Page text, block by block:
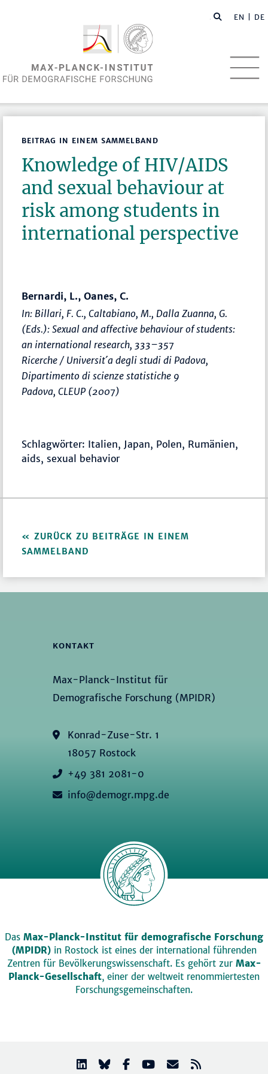
EN | DE
BEITRAG IN EINEM SAMMELBAND
Knowledge of HIV/AIDS
and sexual behaviour at
risk among students in
international perspective
Bernardi, L., Oanes, C.
In: Billari, F. C., Caltabiano, M., Dalla Zuanna, G.
(Eds.):Sexual and affective behaviour of students:
an international research, 333–357
Ricerche / Universit´a degli studi di Padova,
Dipartimento di scienze statistiche 9
Padova, CLEUP (2007)
Schlagwörter: Italien, Japan, Polen, Rumänien,
aids, sexual behavior
ZURÜCK ZU BEITRÄGE IN EINEM
SAMMELBAND
KONTAKT
Max-Planck-Institut für
Demografische Forschung (MPIDR)
Konrad-Zuse-Str. 1
18057 Rostock
+49 381 2081-0
info@demogr.mpg.de
Das Max-Planck-Institut für demografische Forschung
(MPIDR)in Rostock ist eines der international führenden
Zentren für Bevölkerungswissenschaft. Es gehört zur Max-
Planck-Gesellschaft, einer der weltweit renommiertesten
Forschungsgemeinschaften.